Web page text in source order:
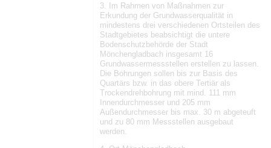
3. Im Rahmen von Maßnahmen zur
Erkundung der Grundwasserqualität in
mindestens drei verschiedenen Ortsteilen des
Stadtgebietes beabsichtigt die untere
Bodenschutzbehörde der Stadt
Mönchengladbach insgesamt 16
Grundwassermessstellen erstellen zu lassen.
Die Bohrungen sollen bis zur Basis des
Quartärs bzw. in das obere Tertiär als
Trockendrehbohrung mit mind. 111 mm
Innendurchmesser und 205 mm
Außendurchmesser bis max. 30 m abgeteuft
und zu 80 mm Messstellen ausgebaut
werden.